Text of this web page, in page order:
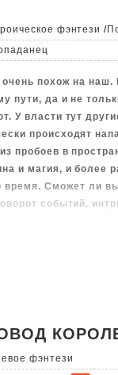
фэнтези /
похож на наш.
пути, да и не
У власти тут
происходят
пробоев в
и магия, и более
время. Сможет ли
событий,
фэнтези